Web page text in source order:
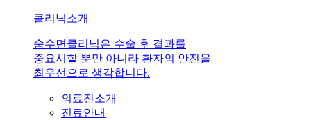
클리닉소개
숨수면클리닉은 수술 후 결과를
중요시할 뿐만 아니라 환자의 안전을
최우선으로 생각합니다.
의료진소개
진료안내